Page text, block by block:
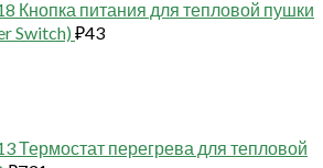
Кнопка питания для тепловой пушки
Switch) ₽43
Термостат перегрева для тепловой